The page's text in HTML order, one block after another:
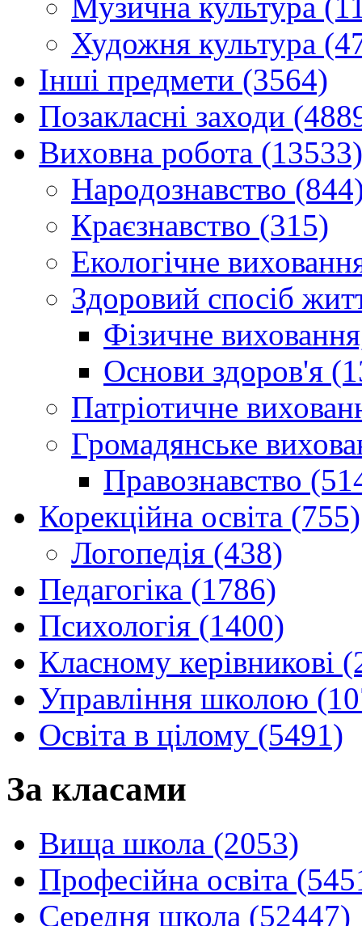
Музична культура
Художня культура
Інші предмети (3564)
Позакласні заходи
Виховна робота (13533)
Народознавство
Краєзнавство (315)
Екологічне
Здоровий спосіб
Фізичне
Основи здоров'я
Патріотичне
Громадянське
Правознавство
Корекційна освіта (755)
Логопедія (438)
Педагогіка (1786)
Психологія (1400)
Класному керівникові
Управління школою
Освіта в цілому (5491)
За класами
Вища школа (2053)
Професійна освіта
Середня школа (52447)